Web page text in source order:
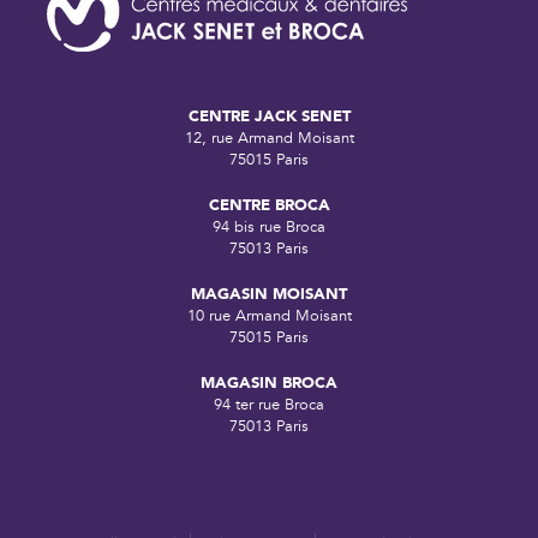
CENTRE JACK SENET
12, rue Armand Moisant
75015 Paris
CENTRE BROCA
94 bis rue Broca
75013 Paris
MAGASIN MOISANT
10 rue Armand Moisant
75015 Paris
MAGASIN BROCA
94 ter rue Broca
75013 Paris